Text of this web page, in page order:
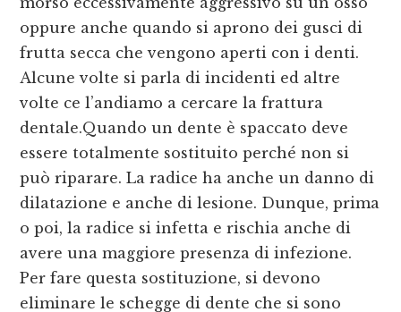
oppure anche quando si aprono dei gusci di
frutta secca che vengono aperti con i denti.
Alcune volte si parla di incidenti ed altre
volte ce l’andiamo a cercare la frattura
dentale.Quando un dente è spaccato deve
essere totalmente sostituito perché non si
può riparare. La radice ha anche un danno di
dilatazione e anche di lesione. Dunque, prima
o poi, la radice si infetta e rischia anche di
avere una maggiore presenza di infezione.
Per fare questa sostituzione, si devono
eliminare le schegge di dente che si sono